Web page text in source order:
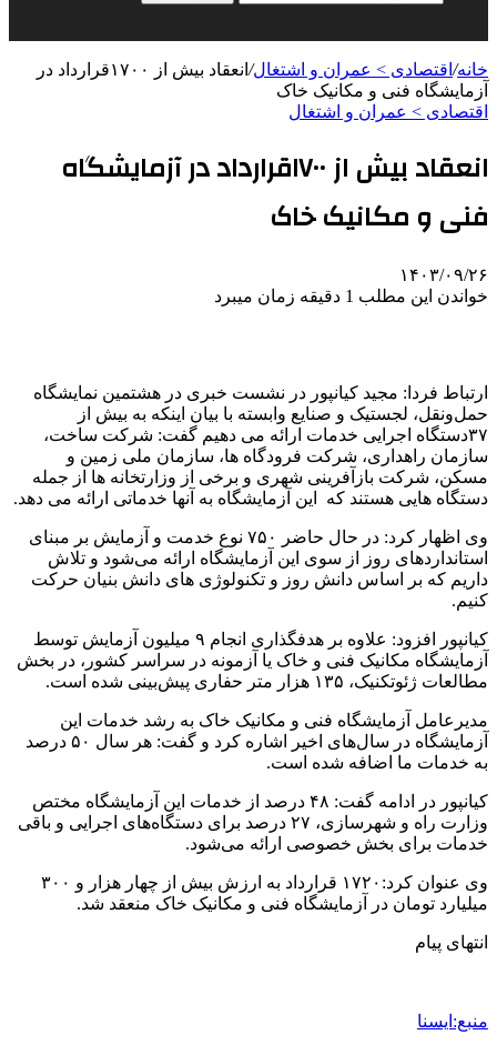
خانه/ اقتصادی > عمران و اشتغال/
انعقاد بیش از ۱۷۰۰قرارداد در
آزمایشگاه فنی و مکانیک خاک
اقتصادی > عمران و اشتغال
انعقاد بیش از ۱۷۰۰قرارداد در آزمایشگاه
فنی و مکانیک خاک
۱۴۰۳/۰۹/۲۶
خواندن این مطلب 1 دقیقه زمان میبرد
ارتباط فردا: مجید کیانپور در نشست خبری در هشتمین نمایشگاه
حمل‌ونقل، لجستیک و صنایع وابسته با بیان اینکه به بیش از
۳۷دستگاه اجرایی خدمات ارائه می دهیم گفت: شرکت ساخت،
سازمان راهداری، شرکت فرودگاه ها، سازمان ملی زمین و
مسکن، شرکت بازآفرینی شهری و برخی از وزارتخانه ها از جمله
دستگاه هایی هستند که این آزمایشگاه به آنها خدماتی ارائه می دهد.
وی اظهار کرد: در حال حاضر ۷۵۰ نوع خدمت و آزمایش بر مبنای
استانداردهای روز از سوی این آزمایشگاه ارائه می‌شود و تلاش
داریم که بر اساس دانش روز و تکنولوژی های دانش بنیان حرکت
کنیم.
کیانپور افزود: علاوه بر هدفگذاری انجام ۹ میلیون آزمایش توسط
آزمایشگاه مکانیک فنی و خاک یا آزمونه در سراسر کشور، در بخش
مطالعات ژئوتکنیک، ۱۳۵ هزار متر حفاری پیش‌بینی شده است.
مدیرعامل آزمایشگاه فنی و مکانیک خاک به رشد خدمات این
آزمایشگاه در سال‌های اخیر اشاره کرد و گفت: هر سال ۵۰ درصد
به خدمات ما اضافه شده است.
کیانپور در ادامه گفت: ۴۸ درصد از خدمات این آزمایشگاه مختص
وزارت راه و شهرسازی، ۲۷ درصد برای دستگاه‌های اجرایی و باقی
خدمات برای بخش خصوصی ارائه می‌شود.
وی عنوان کرد:۱۷۲۰ قرارداد به ارزش بیش از چهار هزار و ۳۰۰
میلیارد تومان در آزمایشگاه فنی و مکانیک خاک منعقد شد.
انتهای پیام
منبع:ایسنا